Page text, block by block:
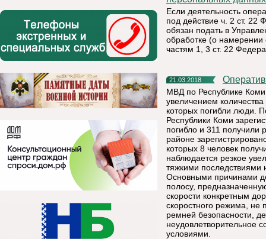
Если деятельность
под действие ч. 2 ст. 22
обязан подать в
обработке (о намерении
частям 1, 3 ст. 22
21.03.2018
МВД по Республике
увеличением
которых погибли люди.
Республики Коми
погибло и 311 получили
районе
которых 8 человек
наблюдается резкое
тяжкими последствиями
Основными причинами
полосу,
скорости конкретным
скоростного режима,
ремней безопасности,
неудовлетворительное
условиями.